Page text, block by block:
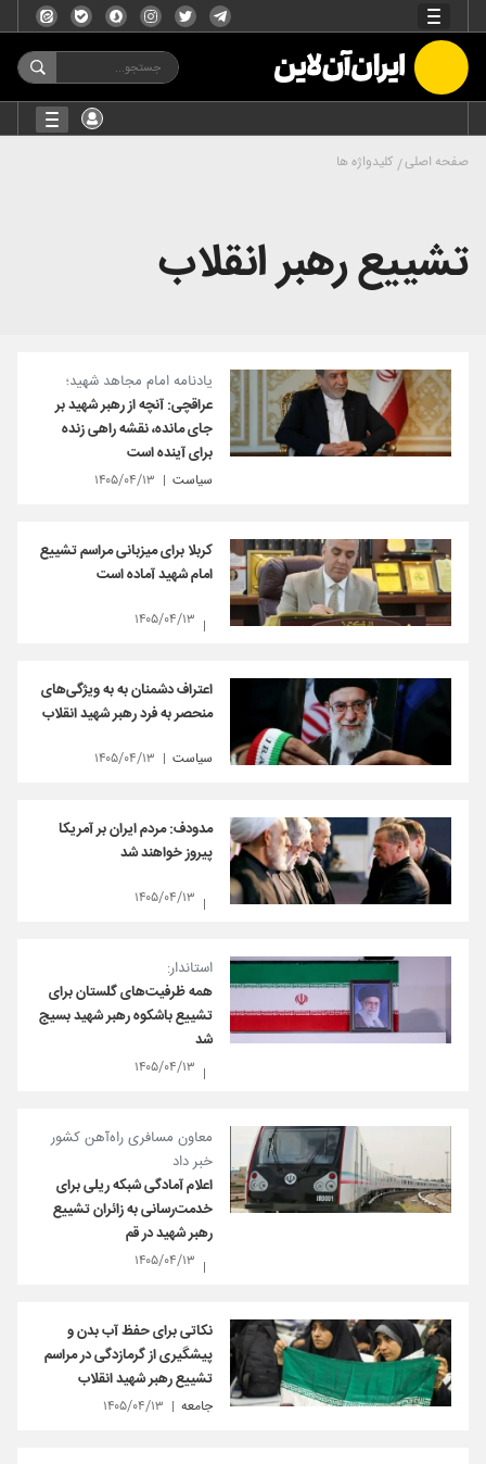
صفحه اصلی کلیدواژه ها
تشییع رهبر انقلاب
یادنامه امام مجاهد شهید؛
عراقچی: آنچه از رهبر شهید بر
جای مانده، نقشه راهی زنده
برای آینده است
سیاست ۱۴۰۵/۰۴/۱۳
کربلا برای میزبانی مراسم تشییع
امام شهید آماده است
۱۴۰۵/۰۴/۱۳
اعتراف دشمنان به به ویژگی‌های
منحصر به فرد رهبر شهید انقلاب
سیاست ۱۴۰۵/۰۴/۱۳
مدودف: مردم ایران بر آمریکا
پیروز خواهند شد
۱۴۰۵/۰۴/۱۳
استاندار:
همه ظرفیت‌های گلستان برای
تشییع باشکوه رهبر شهید بسیج
شد
۱۴۰۵/۰۴/۱۳
معاون مسافری راه‌آهن کشور
خبر داد
اعلام آمادگی شبکه ریلی برای
خدمت‌رسانی به زائران تشییع
رهبر شهید در قم
۱۴۰۵/۰۴/۱۳
نکاتی برای حفظ آب بدن و
پیشگیری از گرمازدگی در مراسم
تشییع رهبر شهید انقلاب
جامعه ۱۴۰۵/۰۴/۱۳